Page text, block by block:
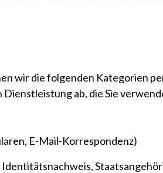
wir die folgenden Kategorien
ab, die Sie
E-Mail-Korrespondenz)